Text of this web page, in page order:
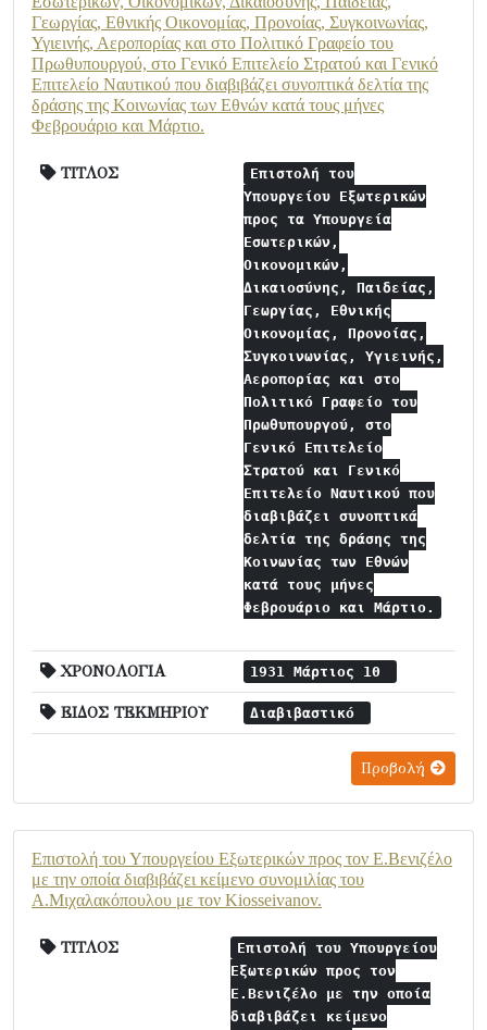
Γεωργίας, Εθνικής Οικονομίας, Προνοίας, Συγκοινωνίας,
Υγιεινής, Αεροπορίας και στο Πολιτικό Γραφείο του
Πρωθυπουργού, στο Γενικό Επιτελείο Στρατού και Γενικό
Επιτελείο Ναυτικού που διαβιβάζει συνοπτικά δελτία της
δράσης της Κοινωνίας των Εθνών κατά τους μήνες
Φεβρουάριο και Μάρτιο.
ΤΙΤΛΟΣ
Επιστολή του
Υπουργείου Εξωτερικών
προς τα Υπουργεία
Εσωτερικών,
Οικονομικών,
Δικαιοσύνης, Παιδείας,
Γεωργίας, Εθνικής
Οικονομίας, Προνοίας,
Συγκοινωνίας, Υγιεινής,
Αεροπορίας και στο
Πολιτικό Γραφείο του
Πρωθυπουργού, στο
Γενικό Επιτελείο
Στρατού και Γενικό
Επιτελείο Ναυτικού που
διαβιβάζει συνοπτικά
δελτία της δράσης της
Κοινωνίας των Εθνών
κατά τους μήνες
Φεβρουάριο και Μάρτιο.
ΧΡΟΝΟΛΟΓΙΑ 1931 Μάρτιος 10
ΕΙΔΟΣ ΤΕΚΜΗΡΙΟΥ Διαβιβαστικό
Προβολή
Επιστολή του Υπουργείου Εξωτερικών προς τον Ε.Βενιζέλο
με την οποία διαβιβάζει κείμενο συνομιλίας του
Α.Μιχαλακόπουλου με τον Kiosseivanov.
ΤΙΤΛΟΣ
Επιστολή του Υπουργείου
Εξωτερικών προς τον
Ε.Βενιζέλο με την οποία
διαβιβάζει κείμενο